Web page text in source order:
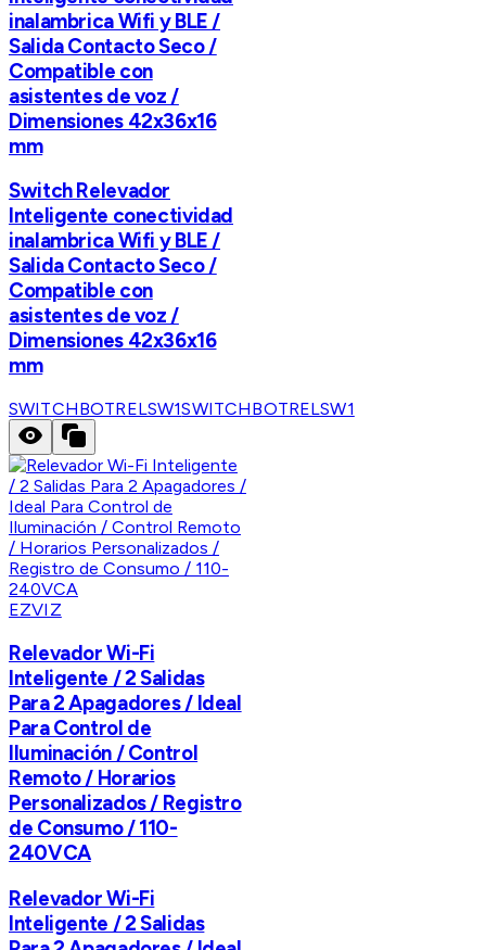
inalambrica Wifi y BLE /
Salida Contacto Seco /
Compatible con
asistentes de voz /
Dimensiones 42x36x16
mm
Switch Relevador
Inteligente conectividad
inalambrica Wifi y BLE /
Salida Contacto Seco /
Compatible con
asistentes de voz /
Dimensiones 42x36x16
mm
SWITCHBOTRELSW1SWITCHBOTRELSW1
EZVIZ
Relevador Wi-Fi
Inteligente / 2 Salidas
Para 2 Apagadores / Ideal
Para Control de
Iluminación / Control
Remoto / Horarios
Personalizados / Registro
de Consumo / 110-
240VCA
Relevador Wi-Fi
Inteligente / 2 Salidas